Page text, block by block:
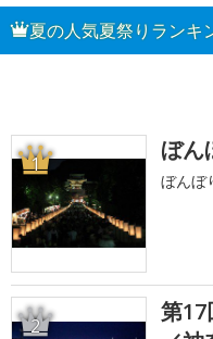
夏の人気夏祭りランキ
1 ぼん
ぼんぼ
2
第17